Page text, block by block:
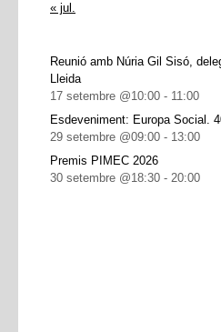
« jul.
Reunió amb Núria Gil Sisó,
Lleida
17 setembre @10:00 - 11:00
Esdeveniment: Europa Social.
29 setembre @09:00 - 13:00
Premis PIMEC 2026
30 setembre @18:30 - 20:00